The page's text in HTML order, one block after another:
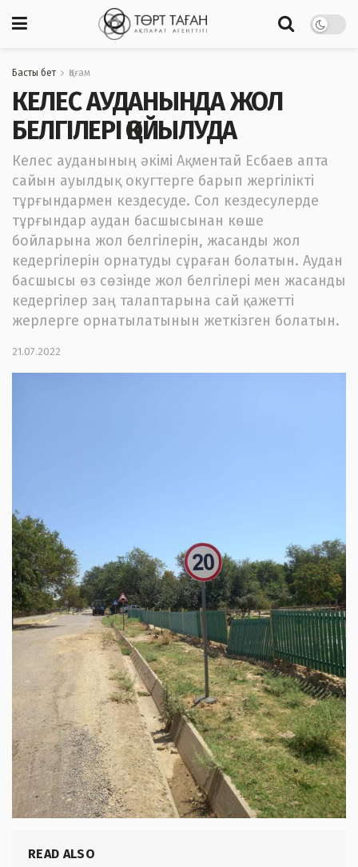
Басты бет Қоғам
КЕЛЕС АУДАНЫНДА ЖОЛ
БЕЛГІЛЕРІ ҚОЙЫЛУДА
Келес ауданының әкімі Ақментай Есбаев апта
сайын ауылдық окугтерге барып жергілікті
тұрғындармен кездесуде. Сол кездесулерде
тұрғындар аудан басшысынан көше
бойларына жол белгілерін, жасанды жол
кедергілерін орнатуды сұраған болатын. Аудан
басшысы өз сөзінде жол белгілері мен жасанды
кедергілер заң талаптарына сай қажетті
жерлерге орнатылатынын жеткізген болатын.
21.07.2022
READ ALSO